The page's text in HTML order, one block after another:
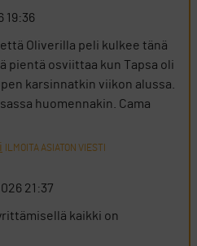
19:36
Oliverilla peli kulkee tänä
pientä osviittaa kun Tapsa oli
karsinnatkin viikon alussa.
huomennakin. Cama
ILMOITA ASIATON VIESTI
21:37
kaikki on